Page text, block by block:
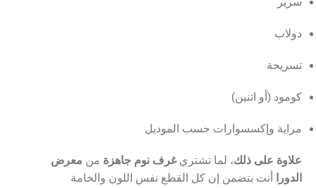
دولاب
تسريحة
كومود (أو اتنين)
مراية وإكسسوارات حسب الموديل
علاوة على ذلك، لما تشتريغرف نوم جاهزة من معرض
الدورا
أنت بتضمن إن كل القطع نفس اللون والخامة